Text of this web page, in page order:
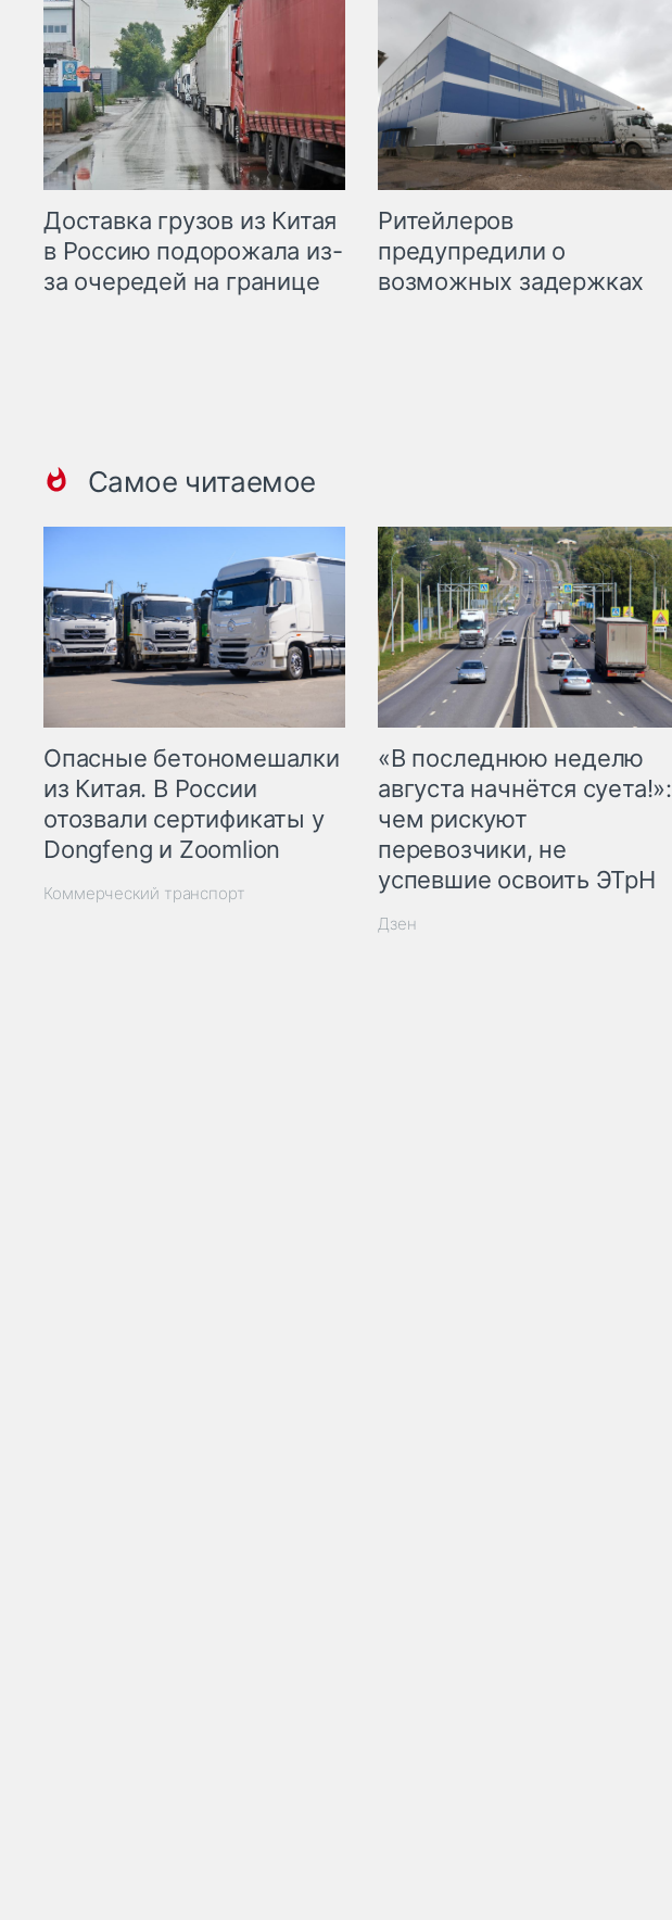
Доставка грузов из Китая
в Россию подорожала из-
за очередей на границе
Ритейлеров
предупредили о
возможных задержках
Самое читаемое
Опасные бетономешалки
из Китая. В России
отозвали сертификаты у
Dongfeng и Zoomlion
Коммерческий транспорт
«В последнюю неделю
августа начнётся суета!»:
чем рискуют
перевозчики, не
успевшие освоить ЭТрН
Дзен